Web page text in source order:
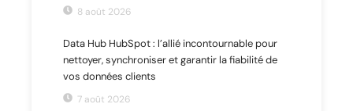
8 août 2026
Data Hub HubSpot : l’allié incontournable pour
nettoyer, synchroniser et garantir la fiabilité de
vos données clients
7 août 2026